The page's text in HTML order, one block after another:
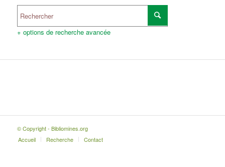
+ options de recherche avancée
© Copyright - Bibliomines.org
Accueil
Recherche Contact